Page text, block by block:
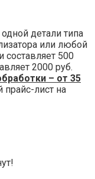
детали типа
или любой
500
2000 руб.
– от 35
лист на